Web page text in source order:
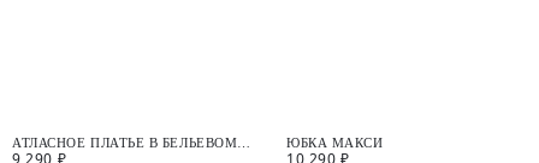
АТЛАСНОЕ ПЛАТЬЕ В БЕЛЬЕВОМ
СТИЛЕ
9 290 ₽
ЮБКА МАКСИ
10 290 ₽